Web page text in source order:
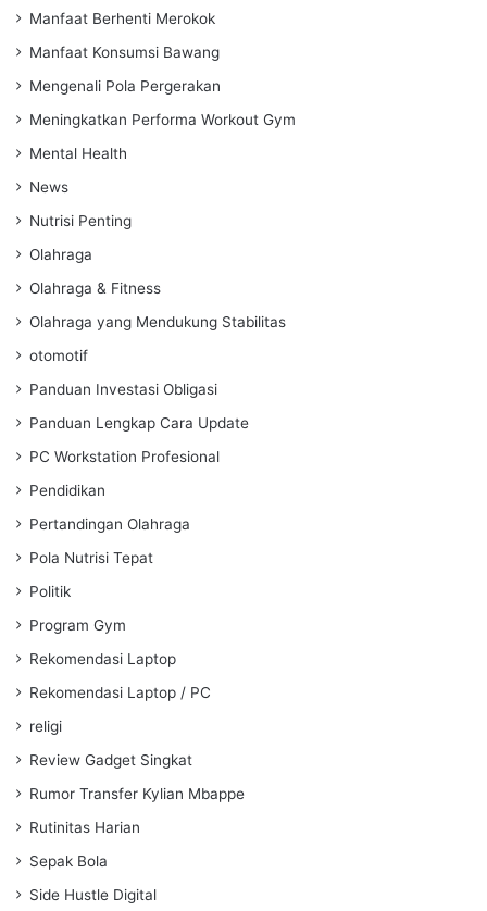
Manfaat Berhenti Merokok
Manfaat Konsumsi Bawang
Mengenali Pola Pergerakan
Meningkatkan Performa Workout Gym
Mental Health
News
Nutrisi Penting
Olahraga
Olahraga & Fitness
Olahraga yang Mendukung Stabilitas
otomotif
Panduan Investasi Obligasi
Panduan Lengkap Cara Update
PC Workstation Profesional
Pendidikan
Pertandingan Olahraga
Pola Nutrisi Tepat
Politik
Program Gym
Rekomendasi Laptop
Rekomendasi Laptop / PC
religi
Review Gadget Singkat
Rumor Transfer Kylian Mbappe
Rutinitas Harian
Sepak Bola
Side Hustle Digital